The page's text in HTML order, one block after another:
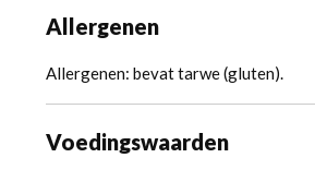
Allergenen
Allergenen: bevat tarwe (gluten).
Voedingswaarden